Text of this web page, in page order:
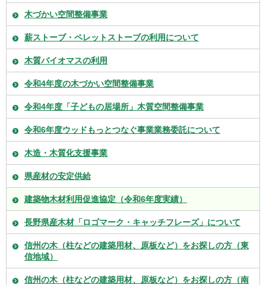
木づかい空間整備事業
薪ストーブ・ペレットストーブの利用について
木質バイオマスの利用
令和4年度の木づかい空間整備事業
令和4年度「子どもの居場所」木質空間整備事業
令和6年度ウッドもっとつなぐ事業業務委託について
木造・木質化支援事業
県産材の安定供給
建築物木材利用促進協定（令和6年度実績）
長野県産木材「ロゴマーク・キャッチフレーズ」について
信州の木（柱などの建築用材、原板など）をお探しの方（東
信地域）
信州の木（柱などの建築用材、原板など）をお探しの方（南